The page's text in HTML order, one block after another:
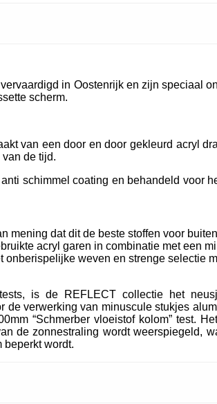
in Oostenrijk en zijn speciaal
scherm.
van een door en door gekleurd acryl
de tijd.
schimmel coating en behandeld voor
mening dat dit de beste stoffen voor
acryl garen in combinatie met een
onberispelijke weven en strenge selectie
is de REFLECT collectie het
de verwerking van minuscule stukjes
“Schmerber vloeistof kolom” test.
de zonnestraling wordt weerspiegeld,
beperkt wordt.